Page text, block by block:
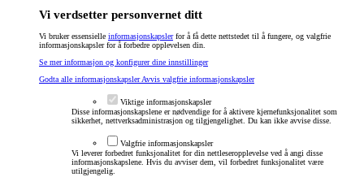
Vi verdsetter personvernet ditt
Vi bruker essensielle informasjonskapslerfor å få dette nettstedet til å fungere, og valgfrie
informasjonskapsler for å forbedre opplevelsen din.
Se mer informasjon og konfigurer dine innstillinger
Godta alle informasjonskapslerAvvis valgfrie informasjonskapsler
Viktige informasjonskapsler
Disse informasjonskapslene er nødvendige for å aktivere kjernefunksjonalitet som
sikkerhet, nettverksadministrasjon og tilgjengelighet. Du kan ikke avvise disse.
Valgfrie informasjonskapsler
Vi leverer forbedret funksjonalitet for din nettleseropplevelse ved å angi disse
informasjonskapslene. Hvis du avviser dem, vil forbedret funksjonalitet være
utilgjengelig.